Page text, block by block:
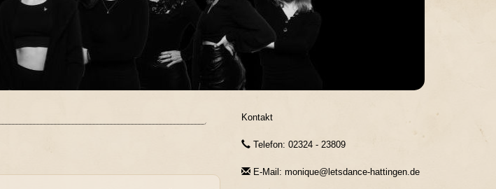
Kontakt
Telefon: 02324 - 23809
E-Mail: monique@letsdance-hattingen.de